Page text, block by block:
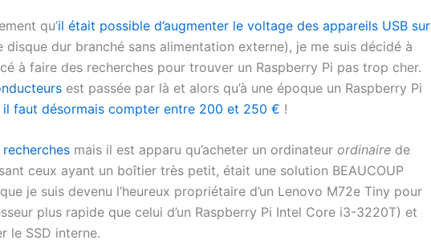
qu’il était possible d’augmenter le voltage des appareils USB sur
disque dur branché sans alimentation externe), je me suis décidé à
à faire des recherches pour trouver un Raspberry Pi pas trop cher.
est passée par là et alors qu’à une époque un Raspberry Pi
il faut désormais compter entre 200 et 250 € !
mais il est apparu qu’acheter un ordinateur ordinaire de
ceux ayant un boîtier très petit, était une solution BEAUCOUP
je suis devenu l’heureux propriétaire d’un Lenovo M72e Tiny pour
plus rapide que celui d’un Raspberry Pi Intel Core i3-3220T) et
le SSD interne.